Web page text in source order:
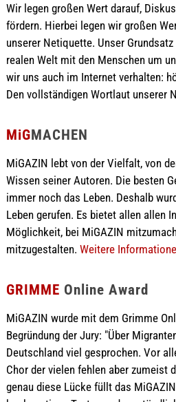
Wir legen großen Wert darauf,
fördern. Hierbei legen wir großen
unserer Netiquette. Unser
realen Welt mit den Menschen um
wir uns auch im Internet verhalten:
Den vollständigen Wortlaut unserer
MiGMACHEN
MiGAZIN lebt von der Vielfalt, von
Wissen seiner Autoren. Die besten
immer noch das Leben. Deshalb
Leben gerufen. Es bietet allen allen
Möglichkeit, bei MiGAZIN
mitzugestalten. Weitere
GRIMME Online Award
MiGAZIN wurde mit dem Grimme
Begründung der Jury: "Über
Deutschland viel gesprochen. Vor
Chor der vielen fehlen aber zumeist
genau diese Lücke füllt das